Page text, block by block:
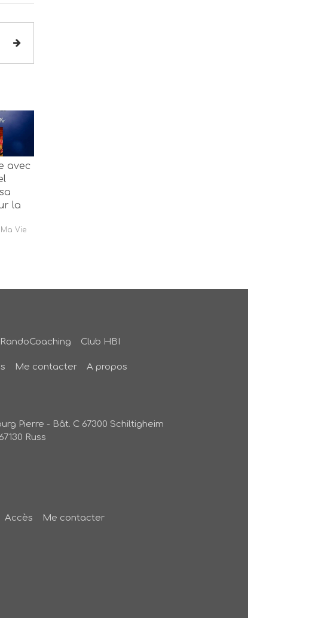
avec
la
Ma Vie
RandoCoaching Club HBI
Me contacter A propos
Pierre - Bât. C 67300 Schiltigheim
67130 Russ
Accès Me contacter